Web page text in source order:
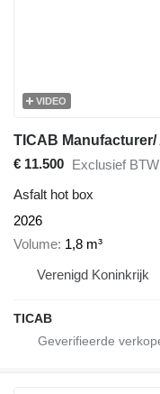
VIDEO
€ 11.500 Exclusief BTW
Asfalt hot box
2026
Volume 1,8 m³
Verenigd Koninkrijk
TICAB